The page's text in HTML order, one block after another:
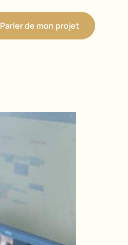
Parler de mon projet